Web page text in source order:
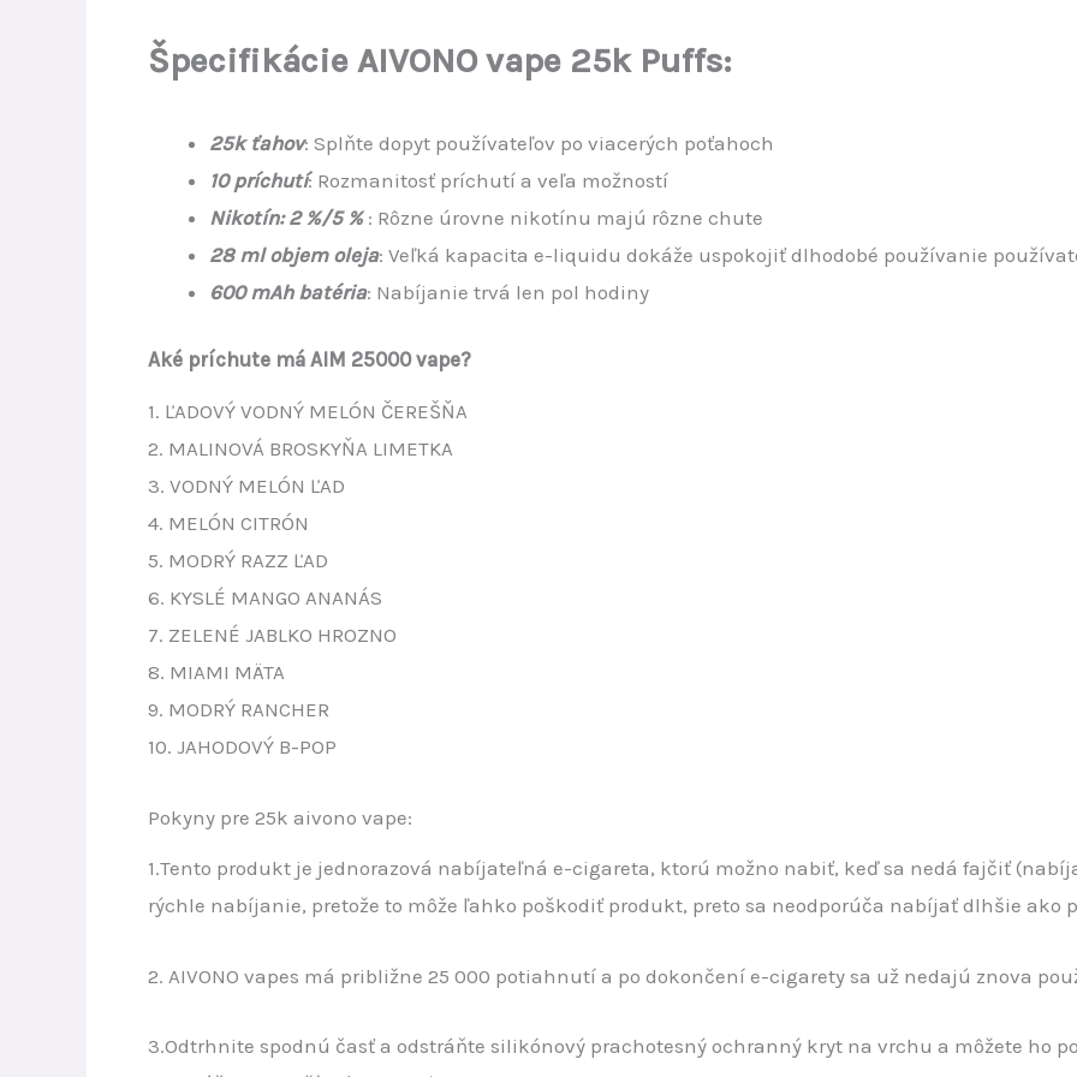
Špecifikácie AIVONO vape 25k Puffs:
25k ťahov: Splňte dopyt používateľov po viacerých poťahoch
10 príchutí: Rozmanitosť príchutí a veľa možností
Nikotín: 2 %/5 % : Rôzne úrovne nikotínu majú rôzne chute
28 ml objem oleja: Veľká kapacita e-liquidu dokáže uspokojiť dlhodobé používanie
600 mAh batéria: Nabíjanie trvá len pol hodiny
Aké príchute má AIM 25000 vape?
1. ĽADOVÝ VODNÝ MELÓN ČEREŠŇA
2. MALINOVÁ BROSKYŇA LIMETKA
3. VODNÝ MELÓN ĽAD
4. MELÓN CITRÓN
5. MODRÝ RAZZ ĽAD
6. KYSLÉ MANGO ANANÁS
7. ZELENÉ JABLKO HROZNO
8. MIAMI MÄTA
9. MODRÝ RANCHER
10. JAHODOVÝ B-POP
Pokyny pre 25k aivono vape:
1.Tento produkt je jednorazová nabíjateľná e-cigareta, ktorú možno nabiť, keď sa nedá fajčiť
rýchle nabíjanie, pretože to môže ľahko poškodiť produkt, preto sa neodporúča nabíjať dlhšie ako
2. AIVONO vapes má približne 25 000 potiahnutí a po dokončení e-cigarety sa už nedajú znova
3.Odtrhnite spodnú časť a odstráňte silikónový prachotesný ochranný kryt na vrchu a môžete ho